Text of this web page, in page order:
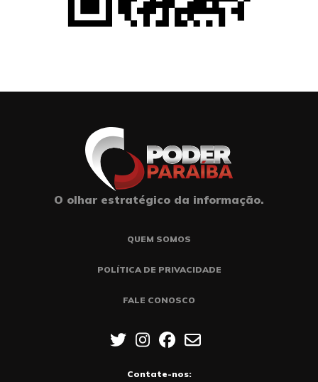
O olhar estratégico da informação.
QUEM SOMOS
POLÍTICA DE PRIVACIDADE
FALE CONOSCO
Contate-nos: